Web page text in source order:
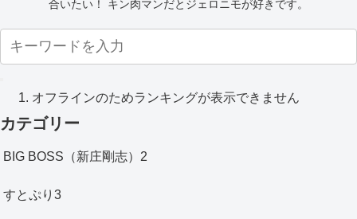
合いたい！ キン肉マンだとジェロニモが好きです。
オフラインのためランキングが表示できません
カテゴリー
BIG BOSS（新庄剛志） 2
すとぷり 3